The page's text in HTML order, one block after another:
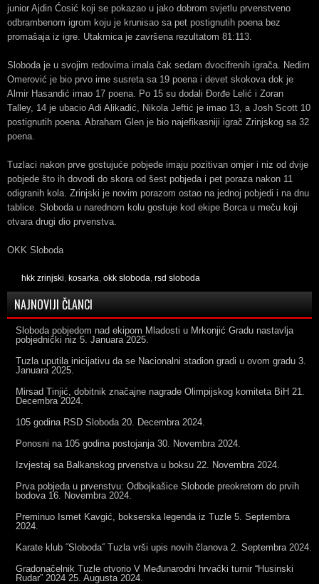
junior Ajdin Ćosić koji se pokazao u jako dobrom svjetlu prvenstveno
odbrambenom igrom koju je krunisao sa pet postignutih poena bez
promašaja iz igre. Utakmica je završena rezultatom 81:113.
Sloboda je u svojim redovima imala čak sedam dvocifrenih igrača. Nedim
Omerović je bio prvo ime susreta sa 19 poena i devet skokova dok je
Almir Hasandić imao 17 poena. Po 15 su dodali Đorđe Lelić i Zoran
Talley, 14 je ubacio Adi Alikadić, Nikola Jeftić je imao 13, a Josh Scott 10
postignutih poena. Abraham Glen je bio najefikasniji igrač Zrinjskog sa 32
poena.
Tuzlaci nakon prve gostujuće pobjede imaju pozitivan omjer i niz od dvije
pobjede što ih dovodi do skora od šest pobjeda i pet poraza nakon 11
odigranih kola. Zrinjski je novim porazom ostao na jednoj pobjedi i na dnu
tablice. Sloboda u narednom kolu gostuje kod ekipe Borca u meču koji
otvara drugi dio prvenstva.
OKK Sloboda
hkk zrinjski kosarka okk sloboda rsd sloboda
NAJNOVIJI ČLANCI
Sloboda pobjedom nad ekipom Mladosti u Mrkonjić Gradu nastavlja
pobjednički niz 5. Januara 2025.
Tuzla uputila inicijativu da se Nacionalni stadion gradi u ovom gradu 3.
Januara 2025.
Mirsad Tinjić, dobitnik značajne nagrade Olimpijskog komiteta BiH 21.
Decembra 2024.
105 godina RSD Sloboda 20. Decembra 2024.
Ponosni na 105 godina postojanja 30. Novembra 2024.
Izvjestaj sa Balkanskog prvenstva u boksu 22. Novembra 2024.
Prva pobjeda u prvenstvu: Odbojkašice Slobode preokretom do prvih
bodova 16. Novembra 2024.
Preminuo Ismet Kavgić, bokserska legenda iz Tuzle 5. Septembra
2024.
Karate klub ˝Sloboda˝ Tuzla vrši upis novih članova 2. Septembra 2024.
Gradonačelnik Tuzle otvorio V Međunarodni hrvački turnir “Husinski
Rudar” 2024 25. Augusta 2024.